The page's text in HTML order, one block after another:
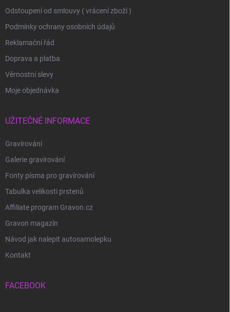
Odstoupení od smlouvy ( vrácení zboží )
Podmínky ochrany osobních údajů
Reklamační řád
Doprava a platba
Věrnostní slevy
Moje objednávka
UŽITEČNÉ INFORMACE
Gravírování
Galerie gravírování
Fonty písma pro gravírování
Tabulka velikosti prstenů
Affiliate program Gravon.cz
Gravon magazín
Návod jak nalepit autosamolepku
Kontakt
FACEBOOK